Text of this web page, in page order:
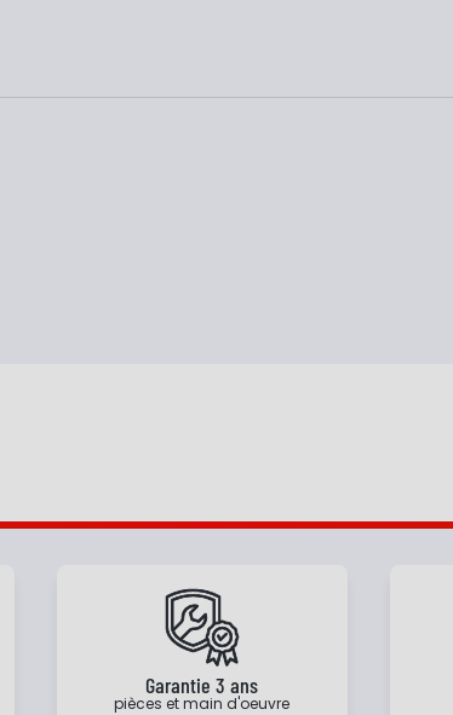
Garantie 3 ans
pièces et main d'oeuvre